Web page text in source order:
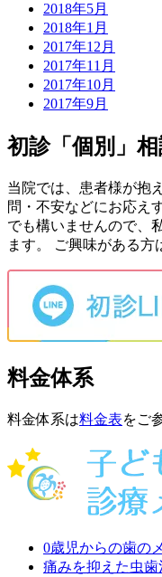
2018年5月
2018年1月
2017年12月
2017年11月
2017年10月
2017年9月
初診「個別」
当院では、患者様が抱
問・不安などにお応え
でも構いませんので、
ます。 ご興味がある方
料金体系
料金体系は料金表をご
0歳児からの歯の
痛みを抑えた虫歯